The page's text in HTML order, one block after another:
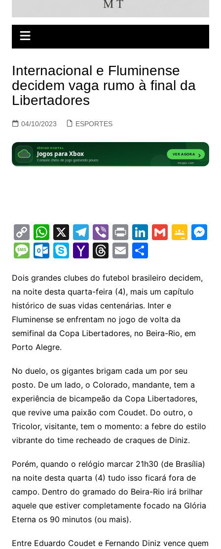
Internacional e Fluminense
decidem vaga rumo à final da
Libertadores
04/10/2023 ESPORTES
C
o
p
y
Li
n
k
W
h
at
s
A
p
p
X T
el
e
gr
a
m
Vi
b
er
Pr
in
t
Li
n
k
e
dI
n
G
l
G
gl
e
a
s
o
m
M
M
s
s
a
g
e
O
lo
o
k.
c
o
S
y
p
e
Y
h
o
o
M
T
e
a
d
s
E
ai
l
S
ar
e
Dois grandes clubes do futebol brasileiro decidem,
na noite desta quarta-feira (4), mais um capítulo
histórico de suas vidas centenárias. Inter e
Fluminense se enfrentam no jogo de volta da
semifinal da Copa Libertadores, no Beira-Rio, em
Porto Alegre.
No duelo, os gigantes brigam cada um por seu
posto. De um lado, o Colorado, mandante, tem a
experiência de bicampeão da Copa Libertadores,
que revive uma paixão com Coudet. Do outro, o
Tricolor, visitante, tem o momento: a febre do estilo
vibrante do time recheado de craques de Diniz.
Porém, quando o relógio marcar 21h30 (de Brasília)
na noite desta quarta (4) tudo isso ficará fora de
campo. Dentro do gramado do Beira-Rio irá brilhar
aquele que estiver completamente focado na Glória
Eterna os 90 minutos (ou mais).
Entre Eduardo Coudet e Fernando Diniz vence quem